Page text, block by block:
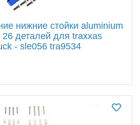
нижние стойки aluminium
26 деталей для traxxas
- sle056 tra9534